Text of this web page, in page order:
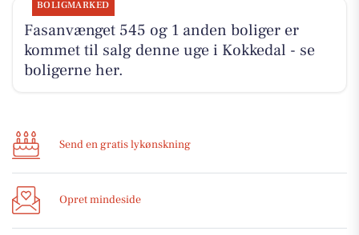
BOLIGMARKED
Fasanvænget 545 og 1 anden boliger er
kommet til salg denne uge i Kokkedal - se
boligerne her.
Send en gratis lykønskning
Opret mindeside